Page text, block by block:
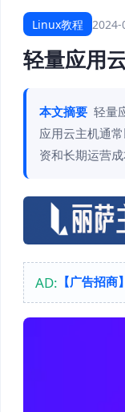
Linux教程 2024-
轻量应用
本文摘要 轻量
应用云主机通
资和长期运营
AD: 【广告招商】